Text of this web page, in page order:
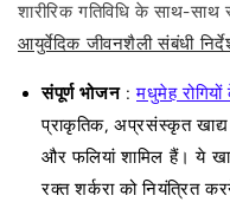
शारीरिक गतिविधि के साथ-
आयुर्वेदिक जीवनशैली संबंधी
संपूर्ण भोजन:मधुमेह
प्राकृतिक, अप्रसंस्कृत खाद्य
और फलियां शामिल हैं। ये
रक्त शर्करा को नियंत्रित